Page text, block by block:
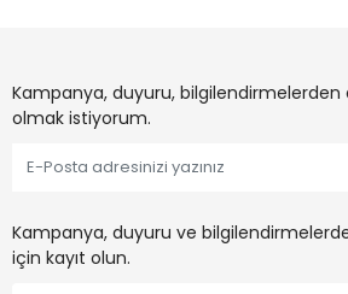
Kampanya, duyuru,
olmak istiyorum.
Kampanya, duyuru ve
için kayıt olun.